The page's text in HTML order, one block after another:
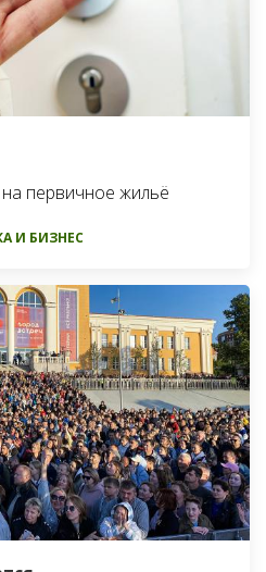
первичное жильё
И БИЗНЕС